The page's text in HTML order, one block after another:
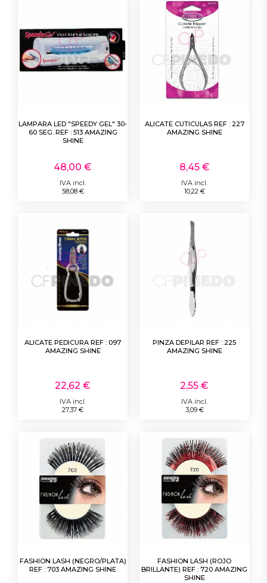
LAMPARA LED "SPEEDY GEL" 30-
60 SEG. REF : 513 AMAZING
SHINE
48,00 €
IVA incl.
58,08 €
ALICATE CUTICULAS REF : 227
AMAZING SHINE
8,45 €
IVA incl.
10,22 €
ALICATE PEDICURA REF : 097
AMAZING SHINE
22,62 €
IVA incl.
27,37 €
PINZA DEPILAR REF : 225
AMAZING SHINE
2,55 €
IVA incl.
3,09 €
FASHION LASH (NEGRO/PLATA)
REF : 703 AMAZING SHINE
FASHION LASH (ROJO
BRILLANTE) REF : 720 AMAZING
SHINE